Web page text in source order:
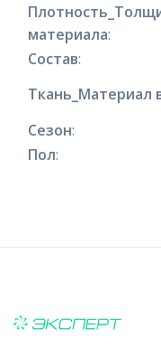
материала:
Состав:
Ткань_Материал
Сезон:
Пол: